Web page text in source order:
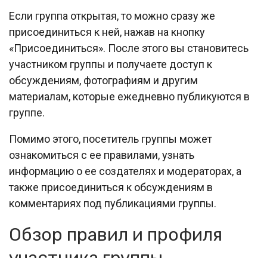
Если группа открытая, то можно сразу же
присоединиться к ней, нажав на кнопку
«Присоединиться». После этого вы становитесь
участником группы и получаете доступ к
обсуждениям, фотографиям и другим
материалам, которые ежедневно публикуются в
группе.
Помимо этого, посетитель группы может
ознакомиться с ее правилами, узнать
информацию о ее создателях и модераторах, а
также присоединиться к обсуждениям в
комментариях под публикациями группы.
Обзор правил и профиля